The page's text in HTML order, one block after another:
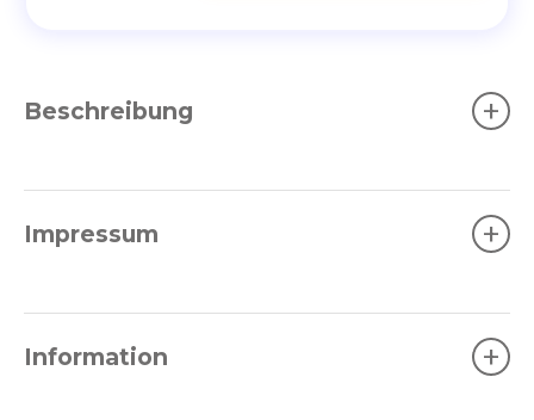
Beschreibung +
Impressum +
Information +